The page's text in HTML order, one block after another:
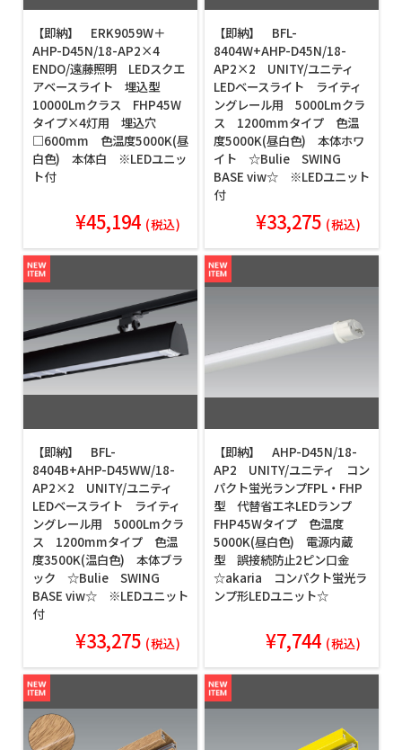
【即納】 ERK9059W＋
AHP-D45N/18-AP2×4
ENDO/遠藤照明 LEDスクエ
アベースライト 埋込型
10000Lmクラス FHP45W
タイプ×4灯用 埋込穴
□600mm 色温度5000K(昼
白色) 本体白 ※LEDユニッ
ト付
¥45,194 (税込)
【即納】 BFL-
8404W+AHP-D45N/18-
AP2×2 UNITY/ユニティ
LEDベースライト ライティ
ングレール用 5000Lmクラ
ス 1200mmタイプ 色温
度5000K(昼白色) 本体ホワ
イト ☆Bulie SWING
BASE viw☆ ※LEDユニット
付
¥33,275 (税込)
【即納】 BFL-
8404B+AHP-D45WW/18-
AP2×2 UNITY/ユニティ
LEDベースライト ライティ
ングレール用 5000Lmクラ
ス 1200mmタイプ 色温
度3500K(温白色) 本体ブラ
ック ☆Bulie SWING
BASE viw☆ ※LEDユニット
付
¥33,275 (税込)
【即納】 AHP-D45N/18-
AP2 UNITY/ユニティ コン
パクト蛍光ランプFPL・FHP
型 代替省エネLEDランプ
FHP45Wタイプ 色温度
5000K(昼白色) 電源内蔵
型 誤接続防止2ピン口金
☆akaria コンパクト蛍光ラ
ンプ形LEDユニット☆
¥7,744 (税込)